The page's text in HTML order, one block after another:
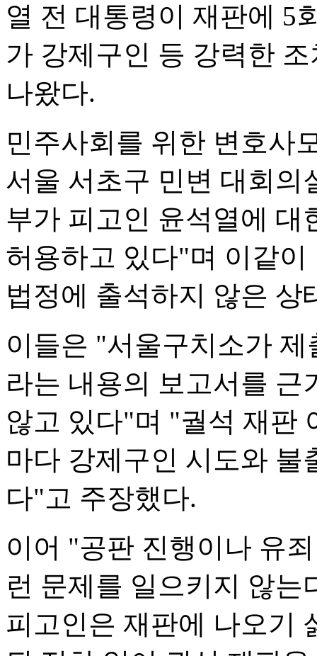
열 전 대통령이 재판에 5
가 강제구인 등 강력한
나왔다.
민주사회를 위한 변호사
서울 서초구 민변 대회의
부가 피고인 윤석열에 대
허용하고 있다"며 이같
법정에 출석하지 않은 상
이들은 "서울구치소가
라는 내용의 보고서를
않고 있다"며 "궐석 재판
마다 강제구인 시도와 불
다"고 주장했다.
이어 "공판 진행이나 유
런 문제를 일으키지 않
피고인은 재판에 나오기